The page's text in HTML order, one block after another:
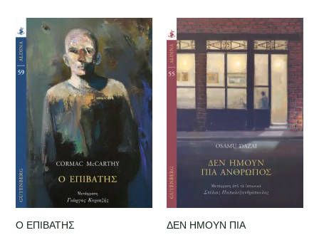
Ο ΕΠΙΒΑΤΗΣ
ΔΕΝ ΗΜΟΥΝ ΠΙΑ